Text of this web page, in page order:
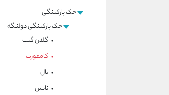
جک پارکینگی
جک پارکینگی دولنـگه
گلدن گیت
کامفورت
یال
نایس